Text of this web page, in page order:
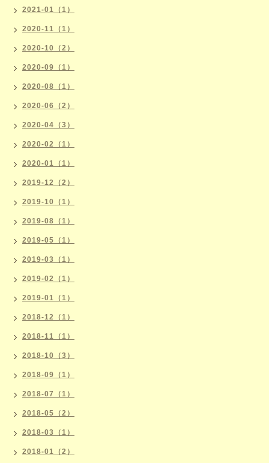
2021-01（1）
2020-11（1）
2020-10（2）
2020-09（1）
2020-08（1）
2020-06（2）
2020-04（3）
2020-02（1）
2020-01（1）
2019-12（2）
2019-10（1）
2019-08（1）
2019-05（1）
2019-03（1）
2019-02（1）
2019-01（1）
2018-12（1）
2018-11（1）
2018-10（3）
2018-09（1）
2018-07（1）
2018-05（2）
2018-03（1）
2018-01（2）